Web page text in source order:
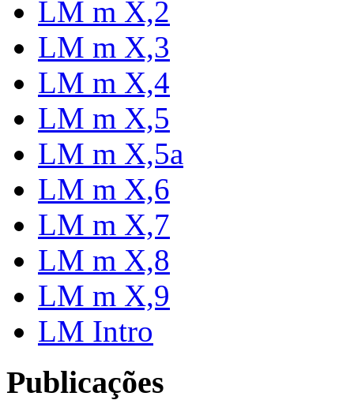
LM m X,2
LM m X,3
LM m X,4
LM m X,5
LM m X,5a
LM m X,6
LM m X,7
LM m X,8
LM m X,9
LM Intro
Publicações